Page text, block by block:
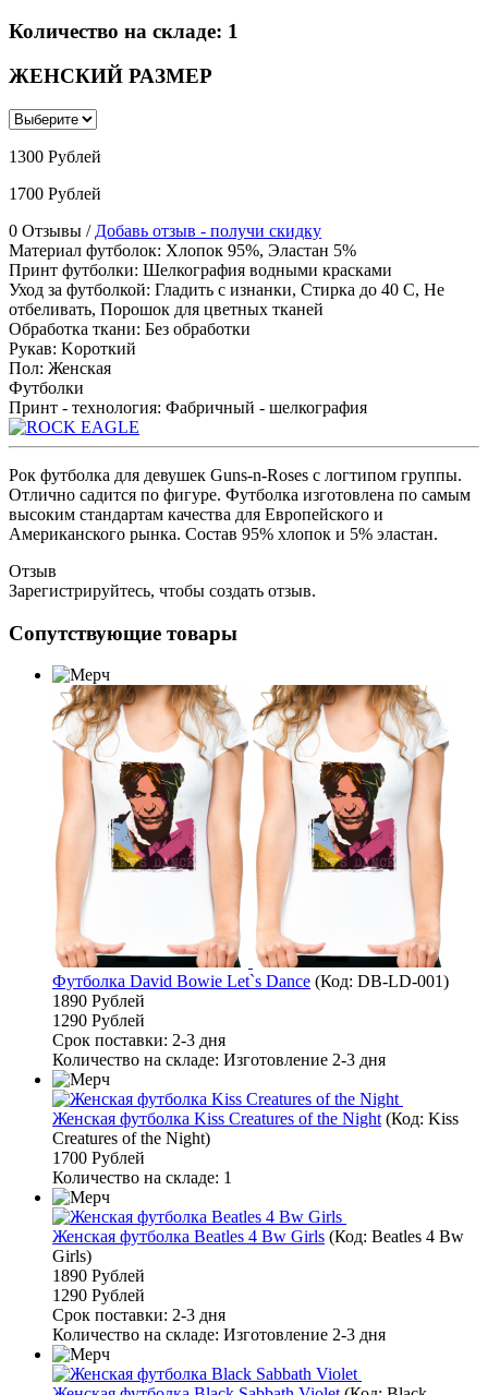
Количество на складе: 1
ЖЕНСКИЙ РАЗМЕР
1300 Рублей
1700 Рублей
0 Отзывы / Добавь отзыв - получи скидку
Материал футболок: Хлопок 95%, Эластан 5%
Принт футболки: Шелкография водными красками
Уход за футболкой: Гладить с изнанки, Стирка до 40 С, Не
отбеливать, Порошок для цветных тканей
Обработка ткани: Без обработки
Рукав: Kороткий
Пол: Женская
Футболки
Принт - технология: Фабричный - шелкография
Рок футболка для девушек Guns-n-Roses с логтипом группы.
Отлично садится по фигуре. Футболка изготовлена по самым
высоким стандартам качества для Европейского и
Американского рынка. Состав 95% хлопок и 5% эластан.
Отзыв
Зарегистрируйтесь, чтобы создать отзыв.
Сопутствующие товары
Футболка David Bowie Let`s Dance (Код: DB-LD-001)
1890 Рублей
1290 Рублей
Срок поставки: 2-3 дня
Количество на складе: Изготовление 2-3 дня
Женская футболка Kiss Creatures of the Night (Код: Kiss
Creatures of the Night)
1700 Рублей
Количество на складе: 1
Женская футболка Beatles 4 Bw Girls (Код: Beatles 4 Bw
Girls)
1890 Рублей
1290 Рублей
Срок поставки: 2-3 дня
Количество на складе: Изготовление 2-3 дня